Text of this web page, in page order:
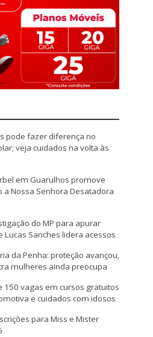
pode fazer diferença no
veja cuidados na volta às
em Guarulhos promove
a Nossa Senhora Desatadora
do MP para apurar
Sanches lidera acessos
da Penha: proteção avançou,
mulheres ainda preocupa
150 vagas em cursos gratuitos
e cuidados com idosos
para Miss e Mister